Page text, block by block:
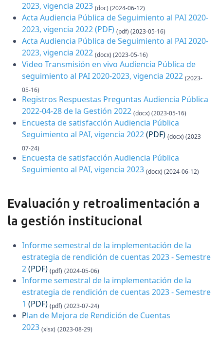
2023, vigencia 2023 (doc) (2024-06-12)
Acta Audiencia Pública de Seguimiento al PAI 2020-
2023, vigencia 2022(PDF) (pdf) (2023-05-16)
Acta Audiencia Pública de Seguimiento al PAI 2020-
2023, vigencia 2022 (docx) (2023-05-16)
Video Transmisión en vivo Audiencia Pública de
seguimiento al PAI 2020-2023, vigencia 2022 (2023-
05-16)
Registros Respuestas Preguntas Audiencia Pública
2022-04-28 de la Gestión 2022 (docx) (2023-05-16)
Encuesta de satisfacción Audiencia Pública
Seguimiento al PAI, vigencia 2022(PDF) (docx) (2023-
07-24)
Encuesta de satisfacción Audiencia Pública
Seguimiento al PAI, vigencia 2023 (docx) (2024-06-12)
Evaluación y retroalimentación a
la gestión institucional
Informe semestral de la implementación de la
estrategia de rendición de cuentas 2023 - Semestre
2(PDF) (pdf) (2024-05-06)
Informe semestral de la implementación de la
estrategia de rendición de cuentas 2023 - Semestre
1 (PDF) (pdf) (2023-07-24)
Plan de Mejora de Rendición de Cuentas
2023 (xlsx) (2023-08-29)